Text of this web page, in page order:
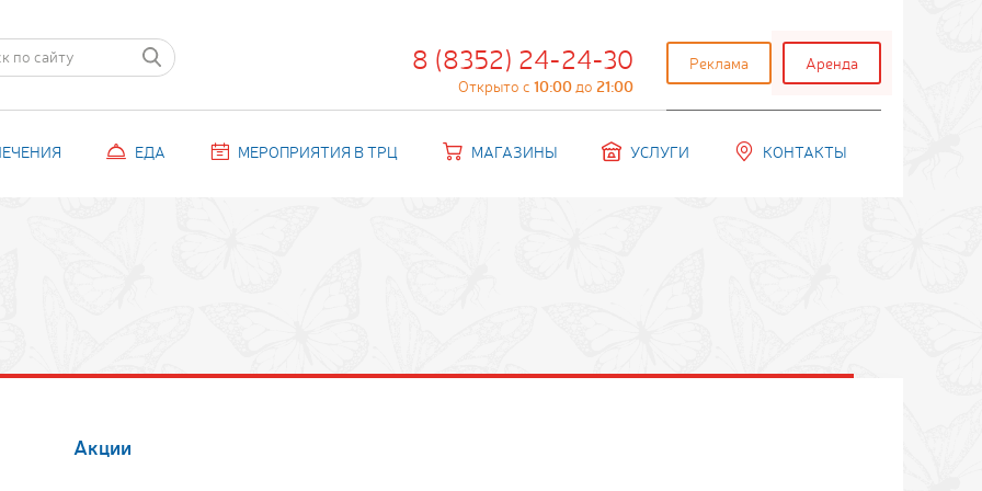
8 (8352) 24-24-30
Открыто с 10:00до 21:00
Реклама Аренда
ЕДА МЕРОПРИЯТИЯ В ТРЦ МАГАЗИНЫ УСЛУГИ КОНТАКТЫ
Акции